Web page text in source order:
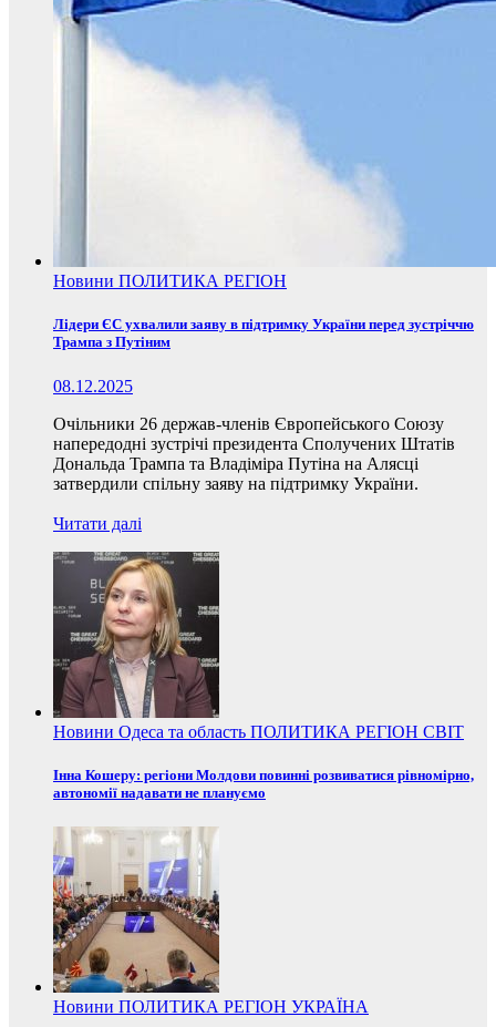
Новини ПОЛИТИКА РЕГІОН
Лідери ЄС ухвалили заяву в підтримку України перед зустріччю
Трампа з Путіним
08.12.2025
Очільники 26 держав-членів Європейського Союзу
напередодні зустрічі президента Сполучених Штатів
Дональда Трампа та Владіміра Путіна на Алясці
затвердили спільну заяву на підтримку України.
Читати далі
Новини Одеса та область ПОЛИТИКА РЕГІОН СВІТ
Інна Кошеру: регіони Молдови повинні розвиватися рівномірно,
автономії надавати не плануємо
Новини ПОЛИТИКА РЕГІОН УКРАЇНА